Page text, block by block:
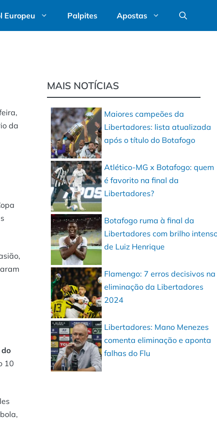
Europeu Palpites Apostas
da
10
MAIS NOTÍCIAS
Maiores campeões da
Libertadores: lista atualizada
após o título do Botafogo
Atlético-MG x Botafogo: quem
é favorito na final da
Libertadores?
Botafogo ruma à final da
Libertadores com brilho
de Luiz Henrique
Flamengo: 7 erros decisivos na
eliminação da Libertadores
2024
Libertadores: Mano Menezes
comenta eliminação e aponta
falhas do Flu